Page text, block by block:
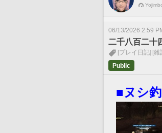
06/13/2026 2:59
二千八百二十
[プレイ日記] [雑
Public
■ヌシ釣